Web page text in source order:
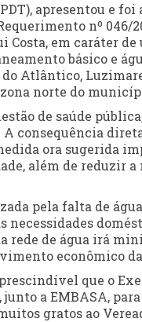
apresentou e foi
nº 046/
Costa, em caráter de
básico e
Atlântico,
norte do
de saúde
consequência
ora sugerida
além de reduzir a
pela falta de
necessidades
rede de água irá
econômico
que o
a EMBASA,
gratos ao